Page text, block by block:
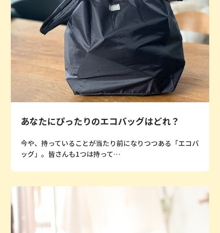
あなたにぴったりのエコバッグはどれ？
今や、持っていることが当たり前になりつつある「エコバ
ッグ」。皆さんも1つは持って…